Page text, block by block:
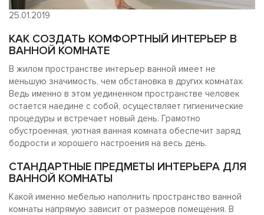
25.01.2019
КАК СОЗДАТЬ КОМФОРТНЫЙ ИНТЕРЬЕР В
ВАННОЙ КОМНАТЕ
В жилом пространстве интерьер ванной имеет не
меньшую значимость, чем обстановка в других комнатах.
Ведь именно в этом уединенном пространстве человек
остается наедине с собой, осуществляет гигиенические
процедуры и встречает новый день. Грамотно
обустроенная, уютная ванная комната обеспечит заряд
бодрости и хорошего настроения на весь день.
СТАНДАРТНЫЕ ПРЕДМЕТЫ ИНТЕРЬЕРА ДЛЯ
ВАННОЙ КОМНАТЫ
Какой именно мебелью наполнить пространство ванной
комнаты напрямую зависит от размеров помещения. В